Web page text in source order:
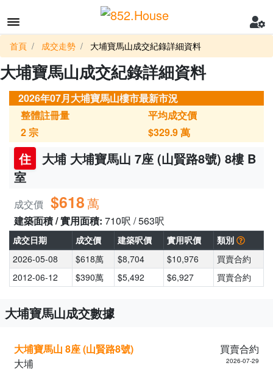
首頁 成交走勢 大埔寶馬山成交紀錄詳細資料
大埔寶馬山成交紀錄詳細資料
2026年07月大埔寶馬山樓市最新市況
整體註冊量
2宗
平均成交價
$329.9萬
住
大埔 大埔寶馬山 7座 (山賢路8號) 8樓 B
室
成交價 $618萬
建築面積 / 實用面積: 710呎 / 563呎
成交日期 成交價 建築呎價 實用呎價
類別
2026-05-08
$618萬 $8,704 $10,976
買賣合約
2012-06-12
$390萬 $5,492 $6,927 買賣合約
大埔寶馬山成交數據
大埔寶馬山 8座 (山賢路8號)
買賣合約
大埔
2026-07-29